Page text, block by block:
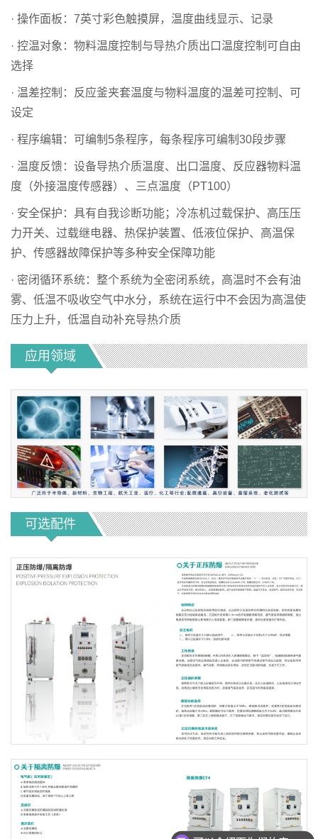
· 操作面板：7英寸彩色触摸屏，温度曲线显示、记录
· 控温对象：物料温度控制与导热介质出口温度控制可自由
选择
· 温差控制：反应釜夹套温度与物料温度的温差可控制、可
设定
· 程序编辑：可编制5条程序，每条程序可编制30段步骤
· 温度反馈：设备导热介质温度、出口温度、反应器物料温
度（外接温度传感器）、三点温度（PT100）
· 安全保护：具有自我诊断功能；冷冻机过载保护、高压压
力开关、过载继电器、热保护装置、低液位保护、高温保
护、传感器故障保护等多种安全保障功能
· 密闭循环系统：整个系统为全密闭系统，高温时不会有油
雾、低温不吸收空气中水分，系统在运行中不会因为高温使
压力上升，低温自动补充导热介质
应用领域
可选配件
可以介绍下你们的产品么